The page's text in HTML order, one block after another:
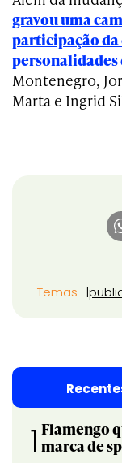
gravou uma
participação da
personalidades
Montenegro,
Marta e Ingrid
Temas
1 Flamengo
marca de